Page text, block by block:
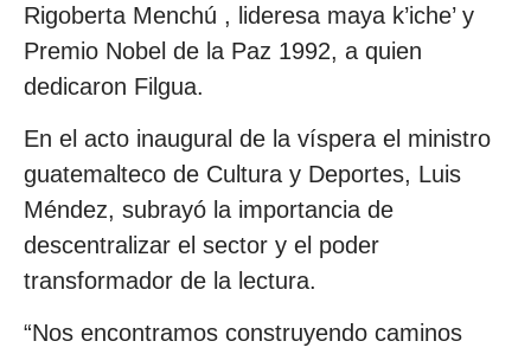
Rigoberta Menchú , lideresa maya k’iche’ y
Premio Nobel de la Paz 1992, a quien
dedicaron Filgua.
En el acto inaugural de la víspera el ministro
guatemalteco de Cultura y Deportes, Luis
Méndez, subrayó la importancia de
descentralizar el sector y el poder
transformador de la lectura.
“Nos encontramos construyendo caminos